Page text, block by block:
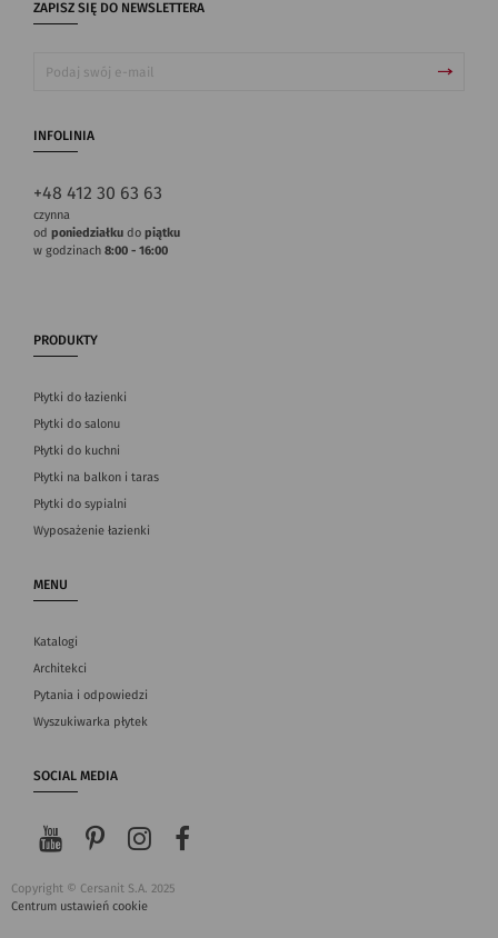
ZAPISZ SIĘ DO NEWSLETTERA
INFOLINIA
+48 412 30 63 63
czynna
od poniedziałku do piątku
w godzinach 8:00 - 16:00
PRODUKTY
Płytki do łazienki
Płytki do salonu
Płytki do kuchni
Płytki na balkon i taras
Płytki do sypialni
Wyposażenie łazienki
MENU
Katalogi
Architekci
Pytania i odpowiedzi
Wyszukiwarka płytek
SOCIAL MEDIA
Copyright © Cersanit S.A. 2025
Centrum ustawień cookie